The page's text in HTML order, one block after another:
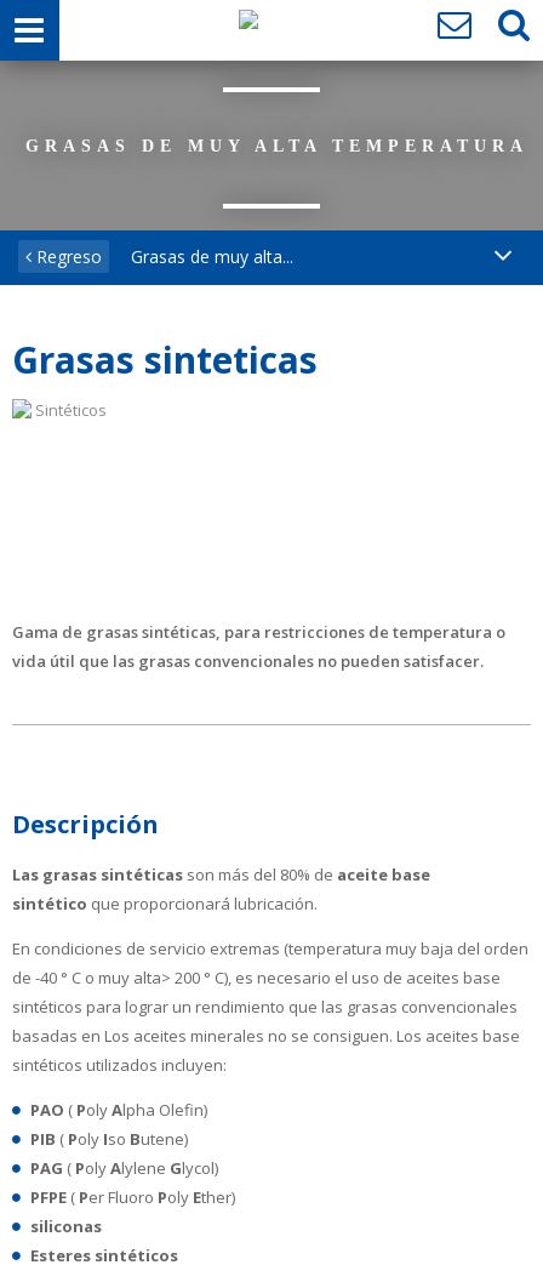
GRASAS DE MUY ALTA TEMPERATURA
Regreso Grasas de muy alta...
Grasas sinteticas
Gama de grasas sintéticas, para restricciones de temperatura o
vida útil que las grasas convencionales no pueden satisfacer.
Descripción
Las grasas sintéticas son más del 80% de aceite base
sintético que proporcionará lubricación.
En condiciones de servicio extremas (temperatura muy baja del orden
de -40 ° C o muy alta> 200 ° C), es necesario el uso de aceites base
sintéticos para lograr un rendimiento que las grasas convencionales
basadas en Los aceites minerales no se consiguen. Los aceites base
sintéticos utilizados incluyen:
PAO ( PolyAlpha Olefin)
PIB ( Poly Iso Butene)
PAG ( PolyAlylene Glycol)
PFPE ( Per Fluoro Poly Ether)
siliconas
Esteres sintéticos